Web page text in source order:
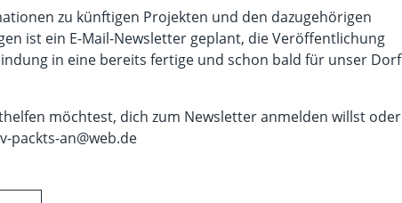
zu künftigen Projekten und den dazugehörigen
ist ein E-Mail-Newsletter geplant, die Veröffentlichung
in eine bereits fertige und schon bald für unser Dorf
möchtest, dich zum Newsletter anmelden willst oder
packts-an@web.de